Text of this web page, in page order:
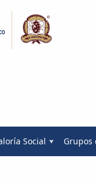
Social Grupos